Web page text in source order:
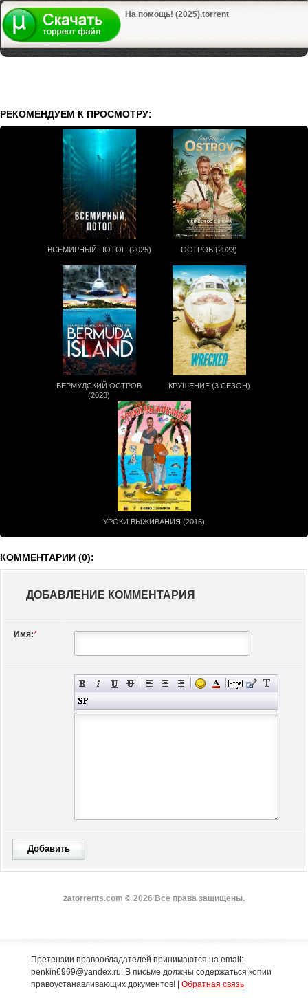
На помощь! (2025).torrent
РЕКОМЕНДУЕМ К ПРОСМОТРУ:
ВСЕМИРНЫЙ ПОТОП (2025) ОСТРОВ (2023)
БЕРМУДСКИЙ ОСТРОВ
(2023)
КРУШЕНИЕ (3 СЕЗОН)
УРОКИ ВЫЖИВАНИЯ (2016)
КОММЕНТАРИИ (0):
ДОБАВЛЕНИЕ КОММЕНТАРИЯ
Имя:*
Добавить
zatorrents.com © 2026 Все права защищены.
Претензии правообладателей принимаются на email:
penkin6969@yandex.ru. В письме должны содержаться копии
правоустанавливающих документов! | Обратная связь